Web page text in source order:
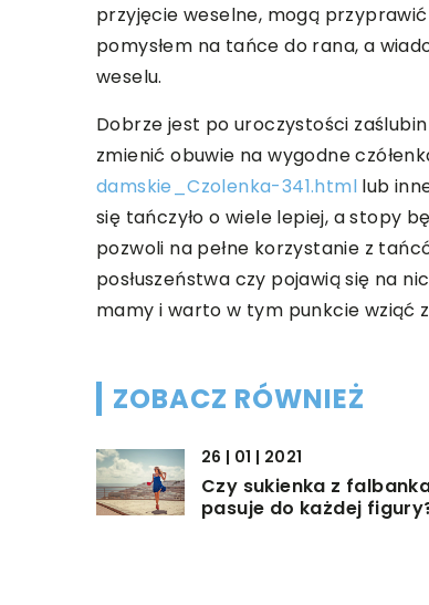
przyjęcie weselne, mogą
pomysłem na tańce do rana, a
weselu.
Dobrze jest po uroczystości
zmienić obuwie na wygodne
damskie_Czolenka-341.html lub
się tańczyło o wiele lepiej, a stopy
pozwoli na pełne korzystanie z
posłuszeństwa czy pojawią się na
mamy i warto w tym punkcie wziąć
ZOBACZ RÓWNIEŻ
26 | 01 | 2021
Czy sukienka z
pasuje do każdej